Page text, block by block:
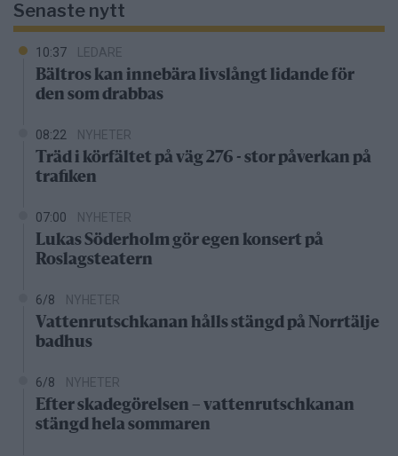
Senaste nytt
10:37 LEDARE
Bältros kan innebära livslångt lidande för
den som drabbas
08:22 NYHETER
Träd i körfältet på väg 276 - stor påverkan på
trafiken
07:00 NYHETER
Lukas Söderholm gör egen konsert på
Roslagsteatern
6/8 NYHETER
Vattenrutschkanan hålls stängd på Norrtälje
badhus
6/8 NYHETER
Efter skadegörelsen – vattenrutschkanan
stängd hela sommaren